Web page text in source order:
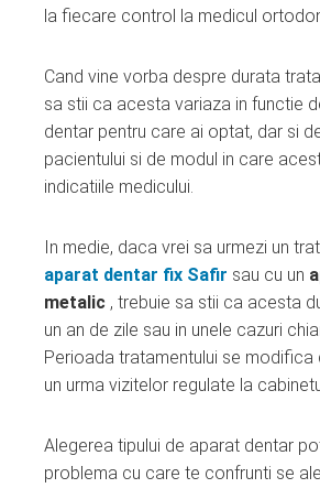
la fiecare control la medicul
Cand vine vorba despre durata
sa stii ca acesta variaza in functie
dentar pentru care ai optat, dar si
pacientului si de modul in care
indicatiile medicului.
In medie, daca vrei sa urmezi un
aparat dentar fix Safir sau cu un
metalic , trebuie sa stii ca acesta
un an de zile sau in unele cazuri
Perioada tratamentului se modifica
un urma vizitelor regulate la
Alegerea tipului de aparat dentar
problema cu care te confrunti se